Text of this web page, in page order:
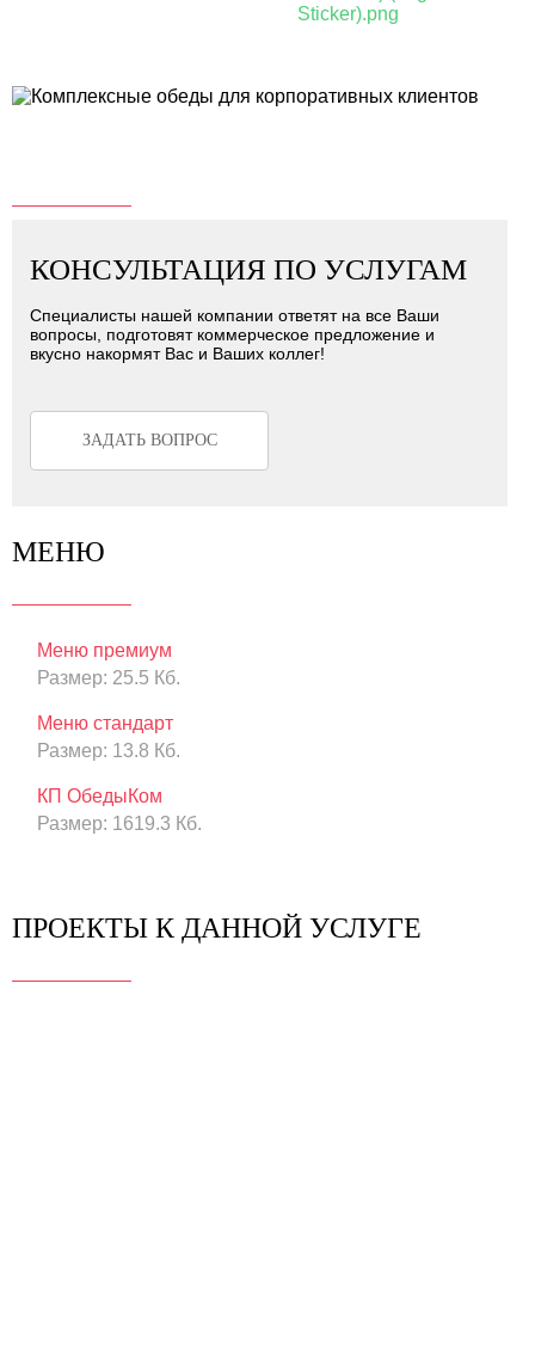
КОНСУЛЬТАЦИЯ ПО УСЛУГАМ
Специалисты нашей компании ответят на все Ваши
вопросы, подготовят коммерческое предложение и
вкусно накормят Вас и Ваших коллег!
ЗАДАТЬ ВОПРОС
МЕНЮ
Меню премиум
Размер: 25.5 Кб.
Меню стандарт
Размер: 13.8 Кб.
КП ОбедыКом
Размер: 1619.3 Кб.
ПРОЕКТЫ К ДАННОЙ УСЛУГЕ